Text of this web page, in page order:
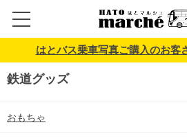
はとバス乗車写真ご購入のお客
鉄道グッズ
おもちゃ